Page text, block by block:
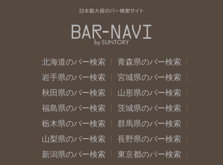
北海道のバー検索
青森県のバー検索
岩手県のバー検索
宮城県のバー検索
秋田県のバー検索
山形県のバー検索
福島県のバー検索
茨城県のバー検索
栃木県のバー検索
群馬県のバー検索
山梨県のバー検索
長野県のバー検索
新潟県のバー検索
東京都のバー検索